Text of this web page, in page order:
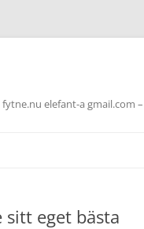
elefant-a gmail.com –
sitt eget bästa